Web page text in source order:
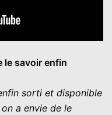
le savoir enfin
sorti et disponible
a envie de le